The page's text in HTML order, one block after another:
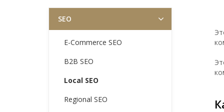
SEO
E-Commerce SEO
B2B SEO
Local SEO
Regional SEO